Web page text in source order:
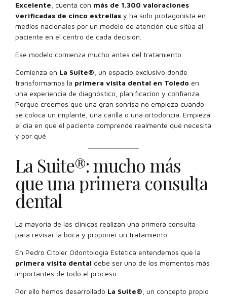
Excelente , cuenta con más de 1.300 valoraciones
verificadas de cinco estrellas y ha sido protagonista en
medios nacionales por un modelo de atención que sitúa al
paciente en el centro de cada decisión.
Ese modelo comienza mucho antes del tratamiento.
Comienza en La Suite® , un espacio exclusivo donde
transformamos la primera visita dental en Toledo en
una experiencia de diagnóstico, planificación y confianza.
Porque creemos que una gran sonrisa no empieza cuando
se coloca un implante, una carilla o una ortodoncia. Empieza
el día en que el paciente comprende realmente qué necesita
y por qué.
La Suite®: mucho más
que una primera consulta
dental
La mayoría de las clínicas realizan una primera consulta
para revisar la boca y proponer un tratamiento.
En Pedro Citoler Odontología Estética entendemos que la
primera visita dental debe ser uno de los momentos más
importantes de todo el proceso.
Por ello hemos desarrollado La Suite® , un concepto propio